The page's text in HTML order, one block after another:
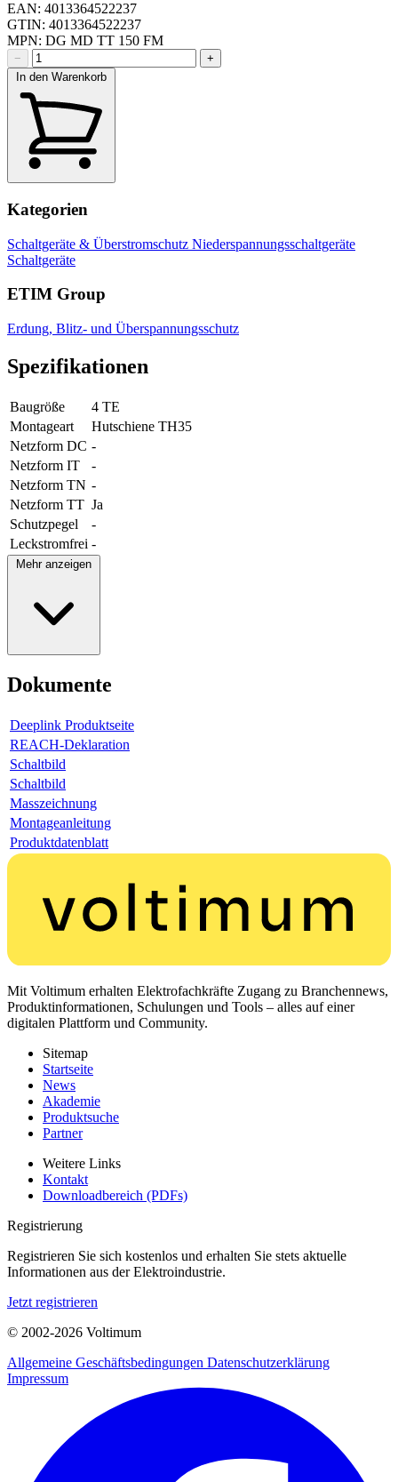
EAN: 4013364522237
GTIN: 4013364522237
MPN: DG MD TT 150 FM
−
+
In den Warenkorb
Kategorien
Schaltgeräte & Überstromschutz Niederspannungsschaltgeräte
Schaltgeräte
ETIM Group
Erdung, Blitz- und Überspannungsschutz
Spezifikationen
Baugröße
4 TE
Montageart
Hutschiene TH35
Netzform DC -
Netzform IT
-
Netzform TN -
Netzform TT Ja
Schutzpegel
-
Leckstromfrei -
Mehr anzeigen
Dokumente
Deeplink Produktseite
REACH-Deklaration
Schaltbild
Schaltbild
Masszeichnung
Montageanleitung
Produktdatenblatt
Mit Voltimum erhalten Elektrofachkräfte Zugang zu Branchennews,
Produktinformationen, Schulungen und Tools – alles auf einer
digitalen Plattform und Community.
Sitemap
Startseite
News
Akademie
Produktsuche
Partner
Weitere Links
Kontakt
Downloadbereich (PDFs)
Registrierung
Registrieren Sie sich kostenlos und erhalten Sie stets aktuelle
Informationen aus der Elektroindustrie.
Jetzt registrieren
© 2002-2026 Voltimum
Allgemeine Geschäftsbedingungen Datenschutzerklärung
Impressum